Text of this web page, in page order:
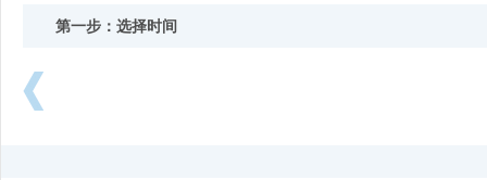
第一步：选择时间